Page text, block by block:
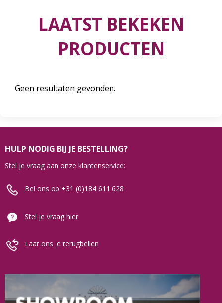
LAATST BEKEKEN
PRODUCTEN
Geen resultaten gevonden.
HULP NODIG BIJ JE BESTELLING?
Stel je vraag aan onze klantenservice:
Bel ons op +31 (0)184 611 628
Stel je vraag hier
Laat ons je terugbellen